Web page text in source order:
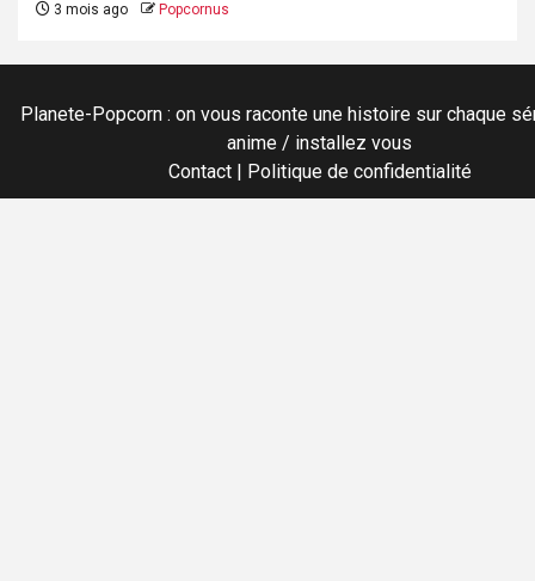
3 mois ago Popcornus
Planete-Popcorn : on vous raconte une histoire sur chaque
anime / installez vous
Contact| Politique de confidentialité